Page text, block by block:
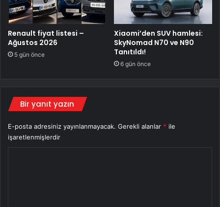
Renault fiyat listesi –
Ağustos 2026
5 gün önce
Xiaomi’den SUV hamlesi:
SkyNomad N70 ve N90
Tanıtıldı!
6 gün önce
Bir yanıt yazın
E-posta adresiniz yayınlanmayacak. Gerekli alanlar * ile
işaretlenmişlerdir